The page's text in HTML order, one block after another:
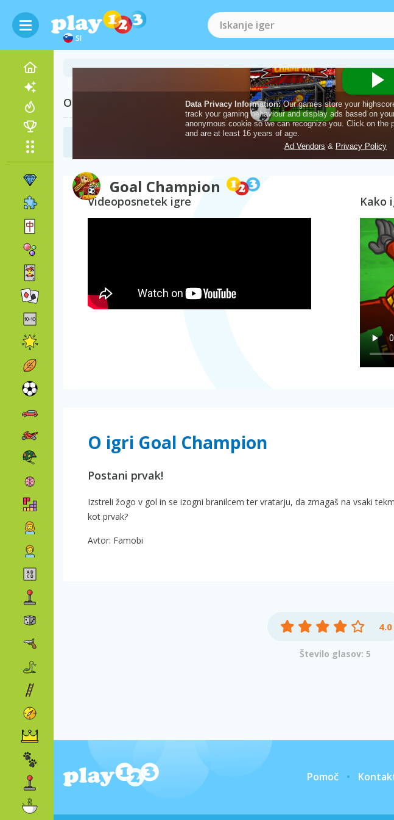
SI
Goal Champion
Obiščite tudi
Videoposnetek igre Kako
O igri Goal Champion
Postani prvak!
Izstreli žogo v gol in se izogni branilcem ter vratarju, da zmagaš na vsaki
kot prvak?
Avtor: Famobi
4.0
Število glasov: 5
Pomoč